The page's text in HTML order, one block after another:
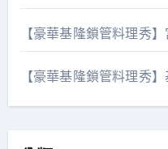
【豪華基隆鎖管料理秀
【豪華基隆鎖管料理秀